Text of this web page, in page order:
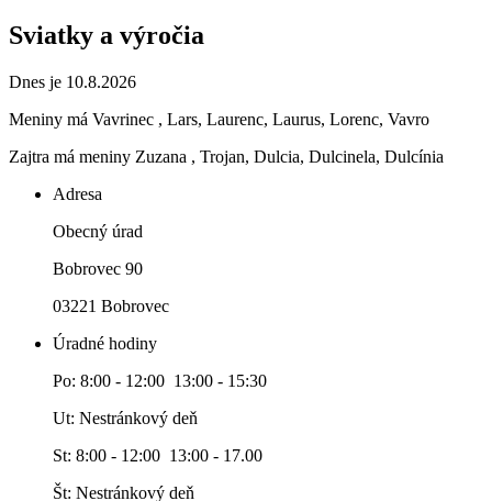
Sviatky a výročia
Dnes je 10.8.2026
Meniny má Vavrinec , Lars, Laurenc, Laurus, Lorenc, Vavro
Zajtra má meniny Zuzana , Trojan, Dulcia, Dulcinela, Dulcínia
Adresa
Obecný úrad
Bobrovec 90
03221 Bobrovec
Úradné hodiny
Po: 8:00 - 12:00 13:00 - 15:30
Ut: Nestránkový deň
St: 8:00 - 12:00 13:00 - 17.00
Št: Nestránkový deň